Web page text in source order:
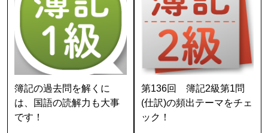
簿記の過去問を解くに
は、国語の読解力も大事
です！
第136回 簿記2級第1問
(仕訳)の頻出テーマをチェ
ック！